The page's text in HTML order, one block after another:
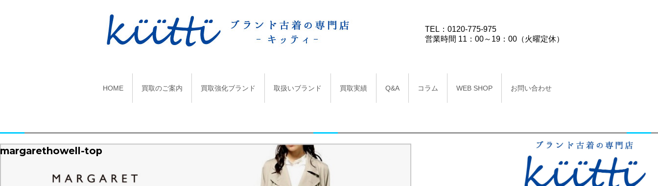
TEL：0120-775-975
営業時間 11：00～19：00（火曜定休）
HOME 買取のご案内 買取強化ブランド 取扱いブランド 買取実績 Q&A コラム WEB SHOP お問い合わせ
margarethowell-top